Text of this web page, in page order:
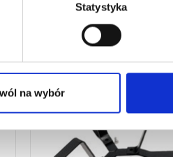
Statystyka
na wybór